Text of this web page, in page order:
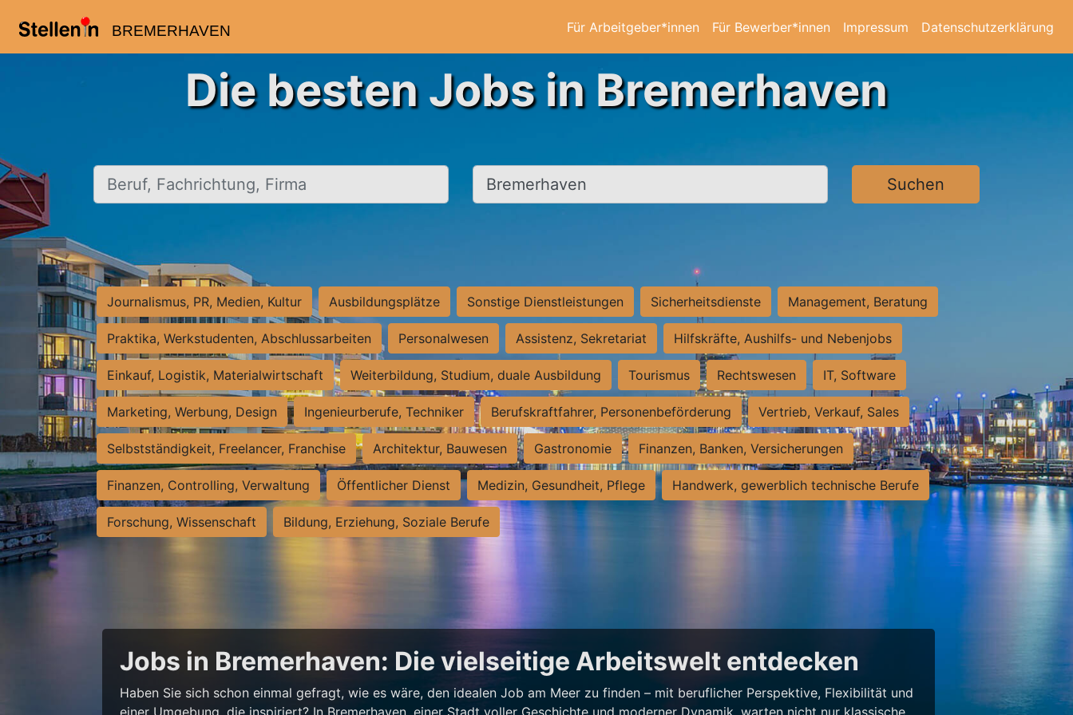
BREMERHAVEN Für Arbeitgeber*innen Für Bewerber*innen Impressum Datenschutzerklärung
Die besten Jobs in Bremerhaven
Beruf, Fachrichtung, Firma Ort, Stadt Suchen
Journalismus, PR, Medien, Kultur Ausbildungsplätze Sonstige Dienstleistungen Sicherheitsdienste Management, Beratung
Praktika, Werkstudenten, Abschlussarbeiten Personalwesen Assistenz, Sekretariat Hilfskräfte, Aushilfs- und Nebenjobs
Einkauf, Logistik, Materialwirtschaft Weiterbildung, Studium, duale Ausbildung Tourismus Rechtswesen IT, Software
Marketing, Werbung, Design Ingenieurberufe, Techniker Berufskraftfahrer, Personenbeförderung Vertrieb, Verkauf, Sales
Selbstständigkeit, Freelancer, Franchise Architektur, Bauwesen Gastronomie Finanzen, Banken, Versicherungen
Finanzen, Controlling, Verwaltung Öffentlicher Dienst Medizin, Gesundheit, Pflege Handwerk, gewerblich technische Berufe
Forschung, Wissenschaft Bildung, Erziehung, Soziale Berufe
Jobs in Bremerhaven: Die vielseitige Arbeitswelt entdecken
Haben Sie sich schon einmal gefragt, wie es wäre, den idealen Job am Meer zu finden – mit beruflicher Perspektive, Flexibilität und